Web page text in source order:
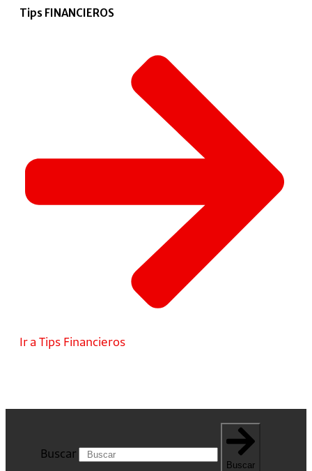
Tips FINANCIEROS
Ir a Tips Financieros
Buscar
Buscar